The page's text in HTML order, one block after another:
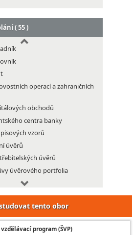
( 55 )
operací a zahraničních
obchodů
centra banky
vzorů
úvěrů
úvěrů
úvěrového portfolia
platebních karet
bankovních služeb
v pojišťovnictví
tento obor
program (ŠVP)